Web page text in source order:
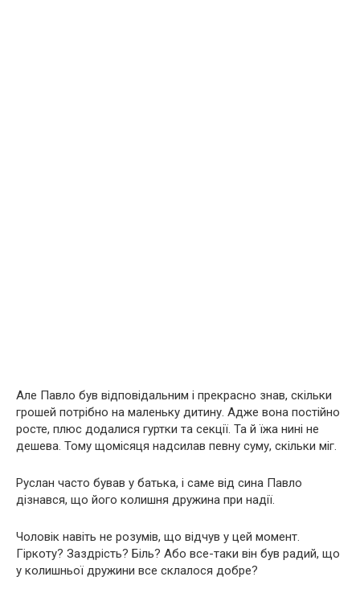
Але Павло був відповідальним і прекрасно знав, скільки
грошей потрібно на маленьку дитину. Адже вона постійно
росте, плюс додалися гуртки та секції. Та й їжа нині не
дешева. Тому щомісяця надсилав певну суму, скільки міг.
Руслан часто бував у батька, і саме від сина Павло
дізнався, що його колишня дружина при надії.
Чоловік навіть не розумів, що відчув у цей момент.
Гіркоту? Заздрість? Біль? Або все-таки він був радий, що
у колишньої дружини все склалося добре?